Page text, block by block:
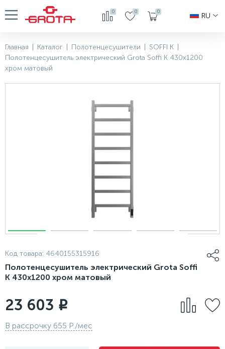
0 0 0
RU
Главная Каталог Полотенцесушители SOFFI K
Полотенцесушитель электрический Grota Soffi K 430х1200
хром матовый
Код товара: 4640155315916
Полотенцесушитель электрический Grota Soffi
K 430х1200 хром матовый
23 603 i
В рассрочку 655 Р./мес